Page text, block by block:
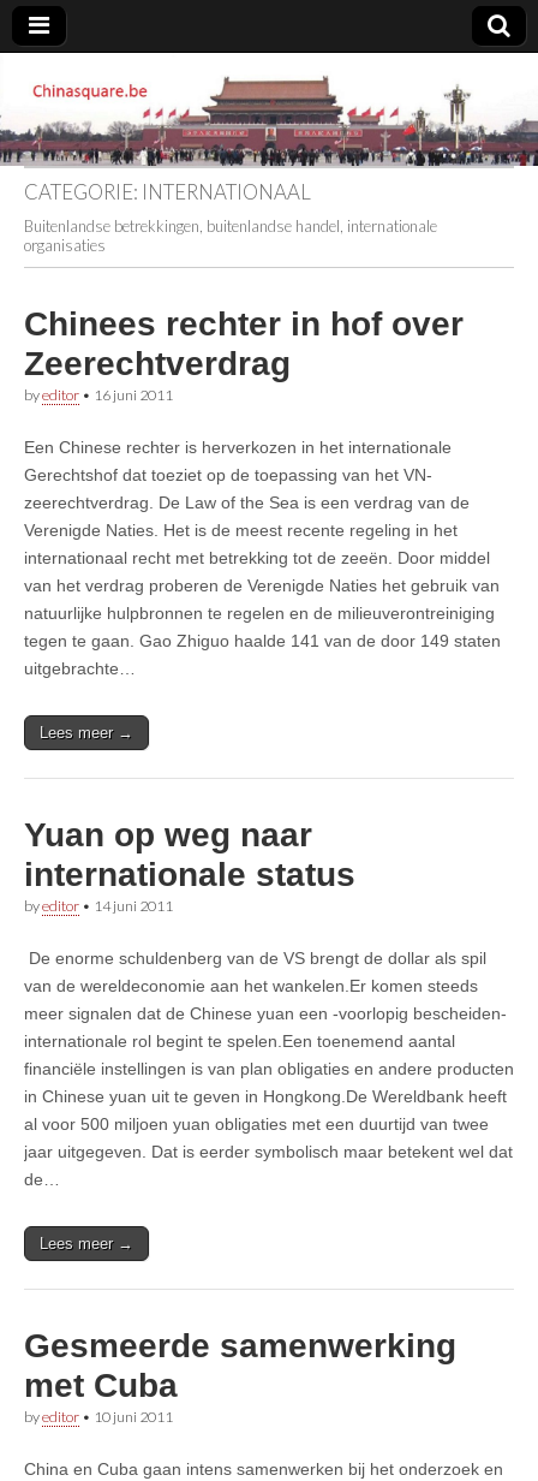
Chinasquare.be
CATEGORIE: INTERNATIONAAL
Buitenlandse betrekkingen, buitenlandse handel, internationale
organisaties
Chinees rechter in hof over
Zeerechtverdrag
byeditor • 16 juni 2011
Een Chinese rechter is herverkozen in het internationale
Gerechtshof dat toeziet op de toepassing van het VN-
zeerechtverdrag. De Law of the Sea is een verdrag van de
Verenigde Naties. Het is de meest recente regeling in het
internationaal recht met betrekking tot de zeeën. Door middel
van het verdrag proberen de Verenigde Naties het gebruik van
natuurlijke hulpbronnen te regelen en de milieuverontreiniging
tegen te gaan. Gao Zhiguo haalde 141 van de door 149 staten
uitgebrachte…
Lees meer →
Yuan op weg naar
internationale status
byeditor • 14 juni 2011
De enorme schuldenberg van de VS brengt de dollar als spil
van de wereldeconomie aan het wankelen.Er komen steeds
meer signalen dat de Chinese yuan een -voorlopig bescheiden-
internationale rol begint te spelen.Een toenemend aantal
financiële instellingen is van plan obligaties en andere producten
in Chinese yuan uit te geven in Hongkong.De Wereldbank heeft
al voor 500 miljoen yuan obligaties met een duurtijd van twee
jaar uitgegeven. Dat is eerder symbolisch maar betekent wel dat
de…
Lees meer →
Gesmeerde samenwerking
met Cuba
byeditor • 10 juni 2011
China en Cuba gaan intens samenwerken bij het onderzoek en